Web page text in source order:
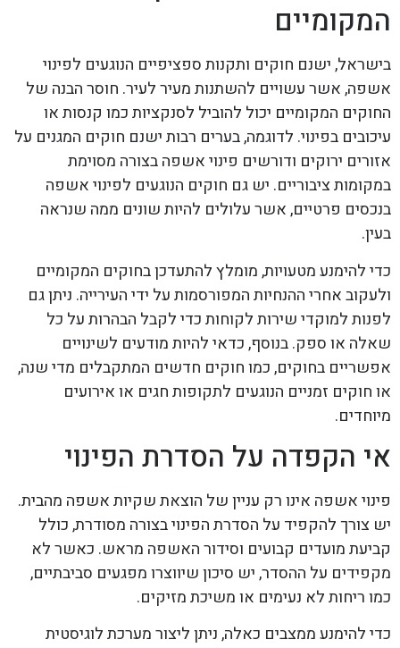
המקומיים
בישראל, ישנם חוקים ותקנות ספציפיים הנוגעים לפינוי
אשפה, אשר עשויים להשתנות מעיר לעיר. חוסר הבנה של
החוקים המקומיים יכול להוביל לסנקציות כמו קנסות או
עיכובים בפינוי. לדוגמה, בערים רבות ישנם חוקים המגנים על
אזורים ירוקים ודורשים פינוי אשפה בצורה מסוימת
במקומות ציבוריים. יש גם חוקים הנוגעים לפינוי אשפה
בנכסים פרטיים, אשר עלולים להיות שונים ממה שנראה
בעין.
כדי להימנע מטעויות, מומלץ להתעדכן בחוקים המקומיים
ולעקוב אחרי ההנחיות המפורסמות על ידי העירייה. ניתן גם
לפנות למוקדי שירות לקוחות כדי לקבל הבהרות על כל
שאלה או ספק. בנוסף, כדאי להיות מודעים לשינויים
אפשריים בחוקים, כמו חוקים חדשים המתקבלים מדי שנה,
או חוקים זמניים הנוגעים לתקופות חגים או אירועים
מיוחדים.
אי הקפדה על הסדרת הפינוי
פינוי אשפה אינו רק עניין של הוצאת שקיות אשפה מהבית.
יש צורך להקפיד על הסדרת הפינוי בצורה מסודרת, כולל
קביעת מועדים קבועים וסידור האשפה מראש. כאשר לא
מקפידים על ההסדר, יש סיכון שיווצרו מפגעים סביבתיים,
כמו ריחות לא נעימים או משיכת מזיקים.
כדי להימנע ממצבים כאלה, ניתן ליצור מערכת לוגיסטית